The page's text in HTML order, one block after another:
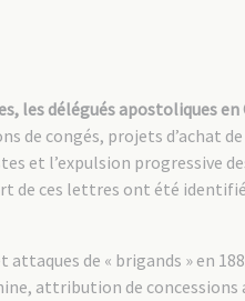
les délégués apostoliques
de congés, projets d’achat
et l’expulsion progressive
de ces lettres ont été
de « brigands » en
attribution de